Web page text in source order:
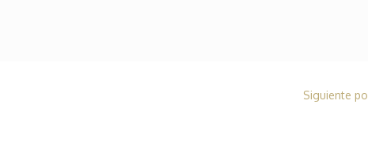
Siguiente